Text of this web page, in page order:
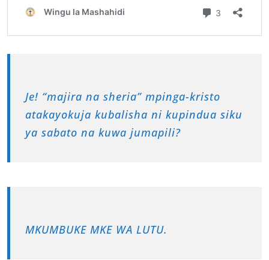
Je! “majira na sheria” mpinga-kristo
atakayokuja kubalisha ni kupindua siku
ya sabato na kuwa jumapili?
MKUMBUKE MKE WA LUTU.